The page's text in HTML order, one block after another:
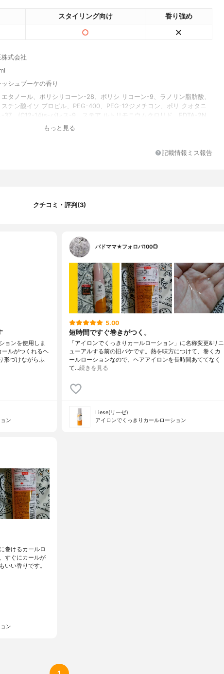
スタイリング向け 香り強め
株式会社
ッシュブーケの香り
エタノール、ポリシリコーン-28、ポリシ リコーン-9、ラノリン脂肪酸、
スチン酸イソ プロピル、PEG-400、PEG-12ジメチコン、ポリ クオタニ
-37、(C12-14)s-パレス-9、ステア ルトリモニウムクロリド、EDTA-2N
もっと見る
記載情報ミス報告
クチコミ・評判(3)
ョンを使用しま
ールがつくれるヘ
形づけながらふ
ン
バドママ★フォロバ100◎
5.00
短時間ですぐ巻きがつく。
「アイロンでくっきりカールローション」に名称変更&リニ
ューアルする前の旧パケです。熱を味方につけて、巻くカ
ールローションなので、ヘアアイロンを長時間あててなく
て…続きを見る
Liese(リーゼ)
アイロンでくっきりカールローション
巻けるカールロ
すぐにカールが
いい香りです。
ン